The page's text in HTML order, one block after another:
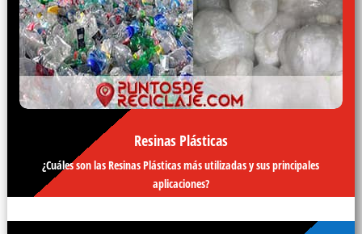
Resinas Plásticas
¿Cuáles son las Resinas Plásticas más utilizadas y sus principales
aplicaciones?